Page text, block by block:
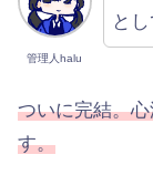
管理人halu
と
ついに完結。
す。